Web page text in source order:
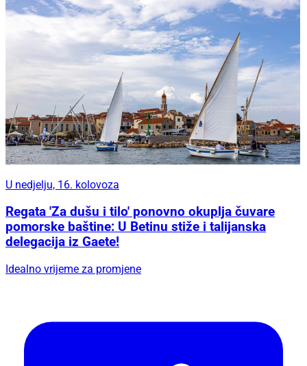
U nedjelju, 16. kolovoza
Regata 'Za dušu i tilo' ponovno okuplja čuvare
pomorske baštine: U Betinu stiže i talijanska
delegacija iz Gaete!
Idealno vrijeme za promjene